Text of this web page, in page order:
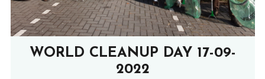
WORLD CLEANUP DAY 17-09-
2022